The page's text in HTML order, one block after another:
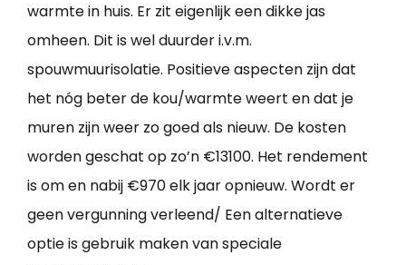
warmte in huis. Er zit eigenlijk een dikke jas
omheen. Dit is wel duurder i.v.m.
spouwmuurisolatie. Positieve aspecten zijn dat
het nóg beter de kou/warmte weert en dat je
muren zijn weer zo goed als nieuw. De kosten
worden geschat op zo’n €13100. Het rendement
is om en nabij €970 elk jaar opnieuw. Wordt er
geen vergunning verleend/ Een alternatieve
optie is gebruik maken van speciale